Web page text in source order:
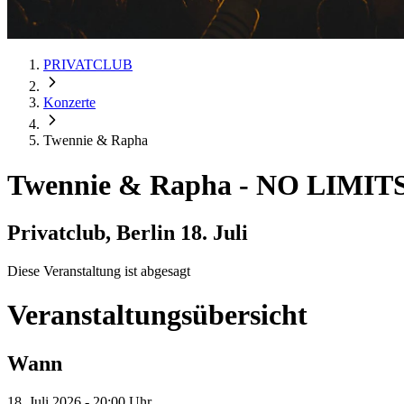
PRIVATCLUB
Konzerte
Twennie & Rapha
Twennie & Rapha - NO
Privatclub, Berlin 18. Juli
Diese Veranstaltung ist abgesagt
Veranstaltungsübersicht
Wann